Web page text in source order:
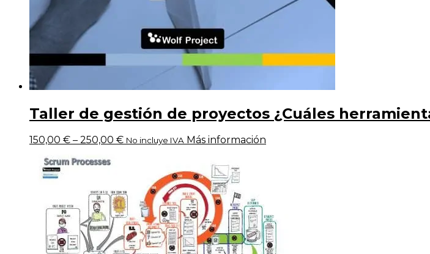
Taller de gestión de proyectos ¿Cuáles
150,00 € – 250,00 € No incluye IVA Más información